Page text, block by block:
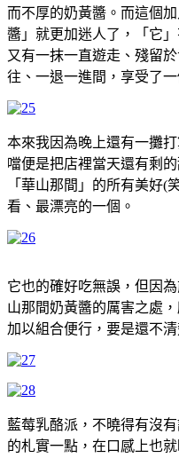
而不厚的奶黃醬。而這個
醬」就更加迷人了，「它
又有一抹一直遊走、殘留
往、一退一進間，享受了
本來我因為晚上還有一攤
噹便是把店裡當天還有剩
「華山那間」的所有美好(
看、最漂亮的一個。
它也的確好吃無誤，但因
山那間奶黃醬的厲害之處
加以組合便行，要是還不
藍莓乳酪派，不曉得有沒
的札實一點，在口感上也